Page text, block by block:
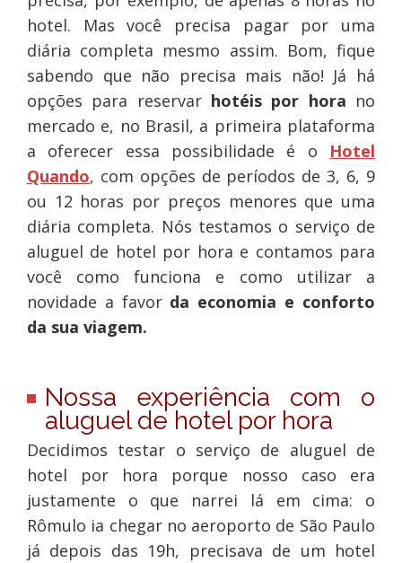
hotel. Mas você precisa pagar por uma
diária completa mesmo assim. Bom, fique
sabendo que não precisa mais não! Já há
opções para reservar hotéis por hora no
mercado e, no Brasil, a primeira plataforma
a oferecer essa possibilidade é o Hotel
Quando, com opções de períodos de 3, 6, 9
ou 12 horas por preços menores que uma
diária completa. Nós testamos o serviço de
aluguel de hotel por hora e contamos para
você como funciona e como utilizar a
novidade a favor da economia e conforto
da sua viagem.
Nossa experiência com o
aluguel de hotel por hora
Decidimos testar o serviço de aluguel de
hotel por hora porque nosso caso era
justamente o que narrei lá em cima: o
Rômulo ia chegar no aeroporto de São Paulo
já depois das 19h, precisava de um hotel